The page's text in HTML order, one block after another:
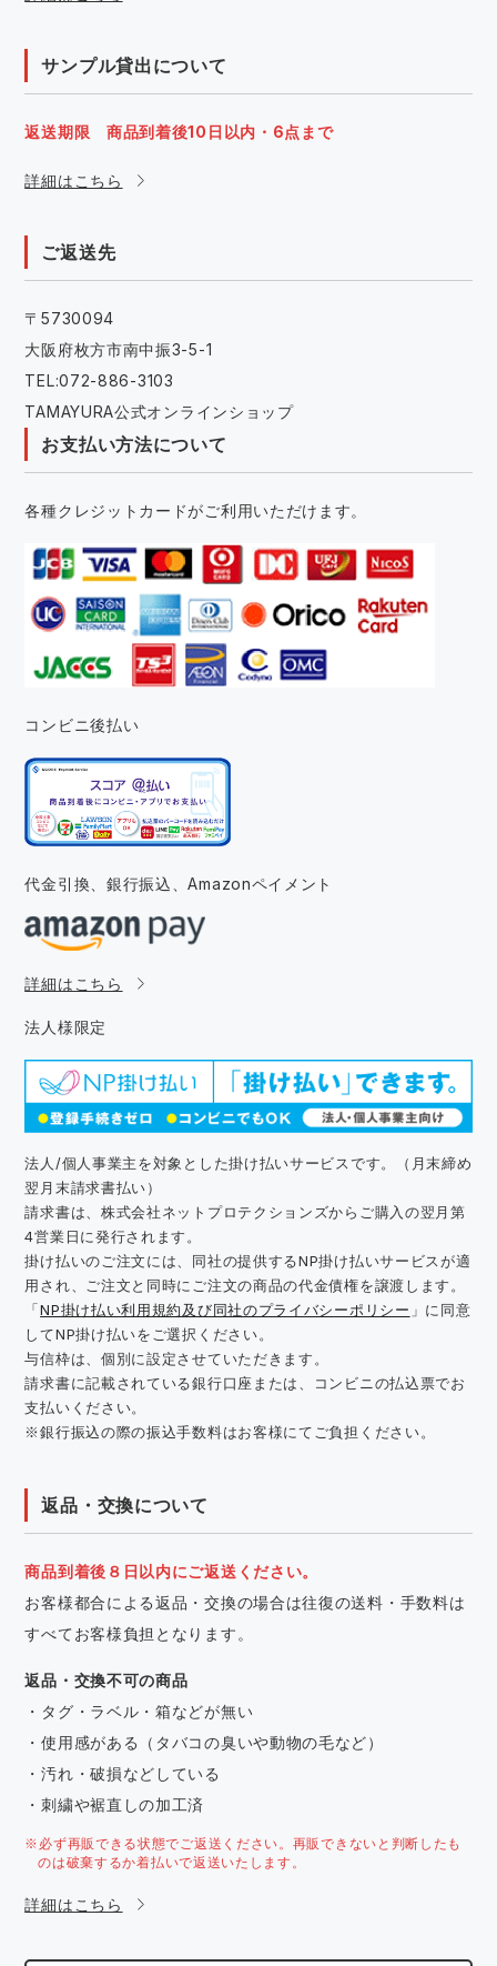
サンプル貸出について
返送期限 商品到着後10日以内・6点まで
詳細はこちら
ご返送先
〒5730094
大阪府枚方市南中振3-5-1
TEL:072-886-3103
TAMAYURA公式オンラインショップ
お支払い方法について
各種クレジットカードがご利用いただけます。
コンビニ後払い
代金引換、銀行振込、Amazonペイメント
詳細はこちら
法人様限定
法人/個人事業主を対象とした掛け払いサービスです。（月末締め
翌月末請求書払い）
請求書は、株式会社ネットプロテクションズからご購入の翌月第
4営業日に発行されます。
掛け払いのご注文には、同社の提供するNP掛け払いサービスが適
用され、ご注文と同時にご注文の商品の代金債権を譲渡します。
「NP掛け払い利用規約及び同社のプライバシーポリシー 」に同意
してNP掛け払いをご選択ください。
与信枠は、個別に設定させていただきます。
請求書に記載されている銀行口座または、コンビニの払込票でお
支払いください。
※銀行振込の際の振込手数料はお客様にてご負担ください。
返品・交換について
商品到着後８日以内にご返送ください。
お客様都合による返品・交換の場合は往復の送料・手数料は
すべてお客様負担となります。
返品・交換不可の商品
・タグ・ラベル・箱などが無い
・使用感がある（タバコの臭いや動物の毛など）
・汚れ・破損などしている
・刺繍や裾直しの加工済
※必ず再販できる状態でご返送ください。再販できないと判断したも
のは破棄するか着払いで返送いたします。
詳細はこちら